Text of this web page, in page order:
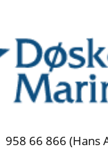
958 66 866 (Hans